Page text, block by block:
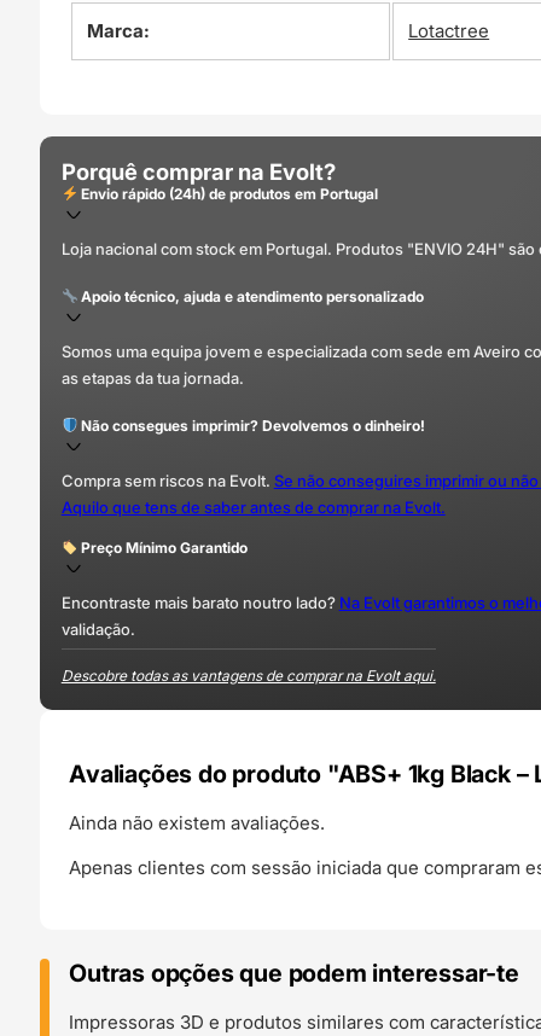
Marca: Lotactree
Porquê comprar na Evolt?
Envio rápido (24h) de produtos em Portugal
Loja nacional com stock em Portugal. Produtos "ENVIO 24H"
Apoio técnico, ajuda e atendimento personalizado
Somos uma equipa jovem e especializada com sede em Aveiro
as etapas da tua jornada.
Não consegues imprimir? Devolvemos o dinheiro!
Compra sem riscos na Evolt. Se não conseguires imprimir ou
Aquilo que tens de saber antes de comprar na Evolt.
Preço Mínimo Garantido
Encontraste mais barato noutro lado? Na Evolt garantimos o
validação.
Descobre todas as vantagens de comprar na Evolt aqui.
Avaliações do produto "ABS+ 1kg Black
Ainda não existem avaliações.
Apenas clientes com sessão iniciada que compraram
Outras opções que podem interessar-te
Impressoras 3D e produtos similares com